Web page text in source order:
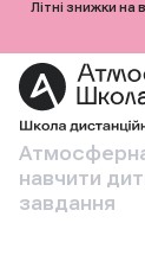
Літні знижки на
навчити
завдання